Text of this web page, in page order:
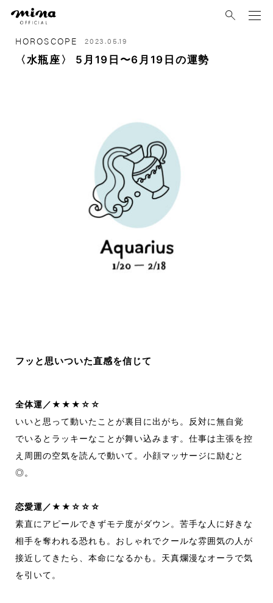
HOROSCOPE 2023.05.19
〈水瓶座〉 5月19日〜6月19日の運勢
フッと思いついた直感を信じて
全体運／★★★☆☆
いいと思って動いたことが裏目に出がち。
反対に無自覚
でいるとラッキーなことが舞い込みます。 仕事は主張を控
え 周囲の空気を読んで動いて。 小顔マッサージに励むと
◎。
恋愛運／★★☆☆☆
素直にアピールできずモテ度がダウン。 苦手な人に好きな
相手を奪われる恐れも。 おしゃれでクールな雰囲気の人が
接近 してきた ら、 本命になるかも。 天真爛漫なオーラで気
を引いて。